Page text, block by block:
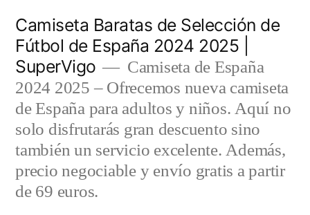
contenido
Camiseta Baratas de Selección de
Fútbol de España 2024 2025 |
SuperVigo
Camiseta de España
2024 2025 – Ofrecemos nueva camiseta
de España para adultos y niños. Aquí no
solo disfrutarás gran descuento sino
también un servicio excelente. Además,
precio negociable y envío gratis a partir
de 69 euros.